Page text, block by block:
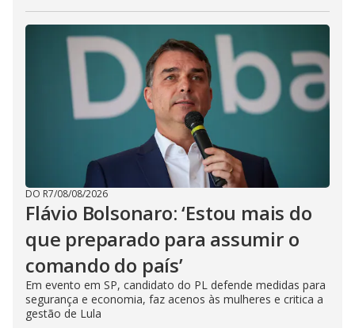
DO R7/08/08/2026
Flávio Bolsonaro: ‘Estou mais do
que preparado para assumir o
comando do país’
Em evento em SP, candidato do PL defende medidas para
segurança e economia, faz acenos às mulheres e critica a
gestão de Lula